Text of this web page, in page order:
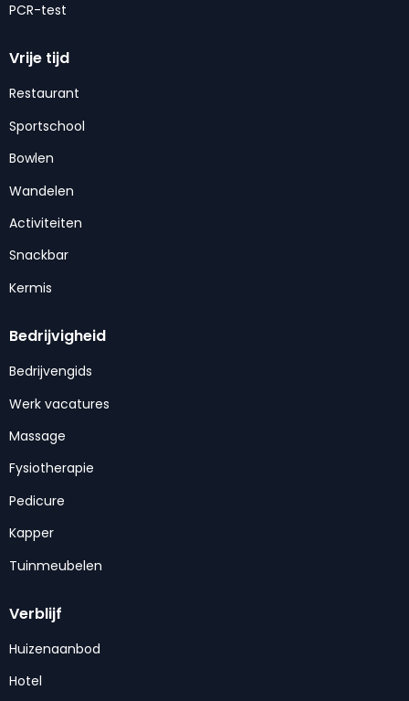
PCR-test
Vrije tijd
Restaurant
Sportschool
Bowlen
Wandelen
Activiteiten
Snackbar
Kermis
Bedrijvigheid
Bedrijvengids
Werk vacatures
Massage
Fysiotherapie
Pedicure
Kapper
Tuinmeubelen
Verblijf
Huizenaanbod
Hotel